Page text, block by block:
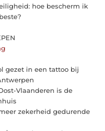
hoe bescherm ik
gezet in een tattoo bij
Vlaanderen is de
zekerheid gedurende